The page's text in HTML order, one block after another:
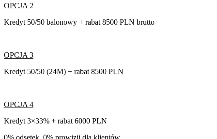
OPCJA 2
Kredyt 50/50 balonowy + rabat 8500 PLN brutto
OPCJA 3
Kredyt 50/50 (24M) + rabat 8500 PLN
OPCJA 4
Kredyt 3×33% + rabat 6000 PLN
0% odsetek, 0% prowizji dla klientów